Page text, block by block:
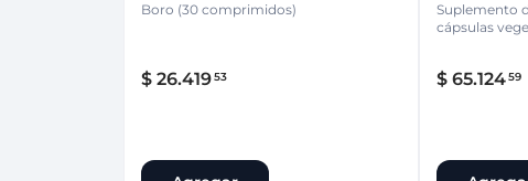
Boro (30 comprimidos)
$ 26.41953
Suplemento
cápsulas
$ 65.12459